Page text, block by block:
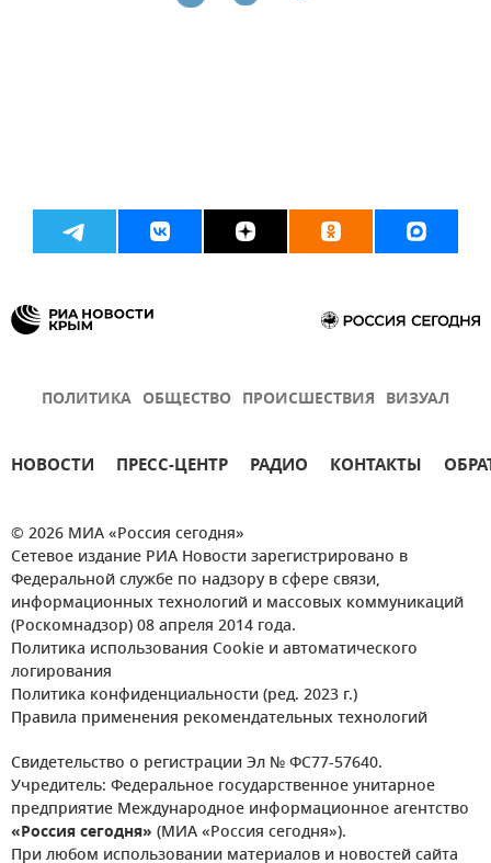
ПОЛИТИКА ОБЩЕСТВО ПРОИСШЕСТВИЯ ВИЗУАЛ
НОВОСТИ ПРЕСС-ЦЕНТР РАДИО КОНТАКТЫ
© 2026 МИА «Россия сегодня»
Сетевое издание РИА Новости зарегистрировано в
Федеральной службе по надзору в сфере связи,
информационных технологий и массовых коммуникаций
(Роскомнадзор) 08 апреля 2014 года.
Политика использования Cookie и автоматического
логирования
Политика конфиденциальности (ред. 2023 г.)
Правила применения рекомендательных технологий
Свидетельство о регистрации Эл № ФС77-57640.
Учредитель: Федеральное государственное унитарное
предприятие Международное информационное агентство
«Россия сегодня» (МИА «Россия сегодня»).
При любом использовании материалов и новостей сайта